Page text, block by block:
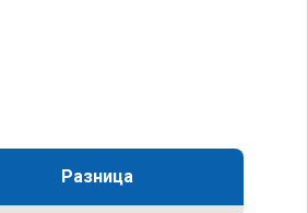
Разница